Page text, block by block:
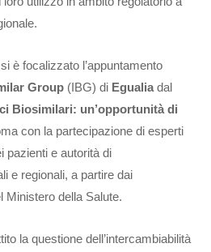
è focalizzato l’appuntamento
Group (IBG) di Egualia dal
Biosimilari: un’opportunità di
con la partecipazione di esperti
pazienti e autorità di
e regionali, a partire dai
Ministero della Salute.
la questione dell’intercambiabilità